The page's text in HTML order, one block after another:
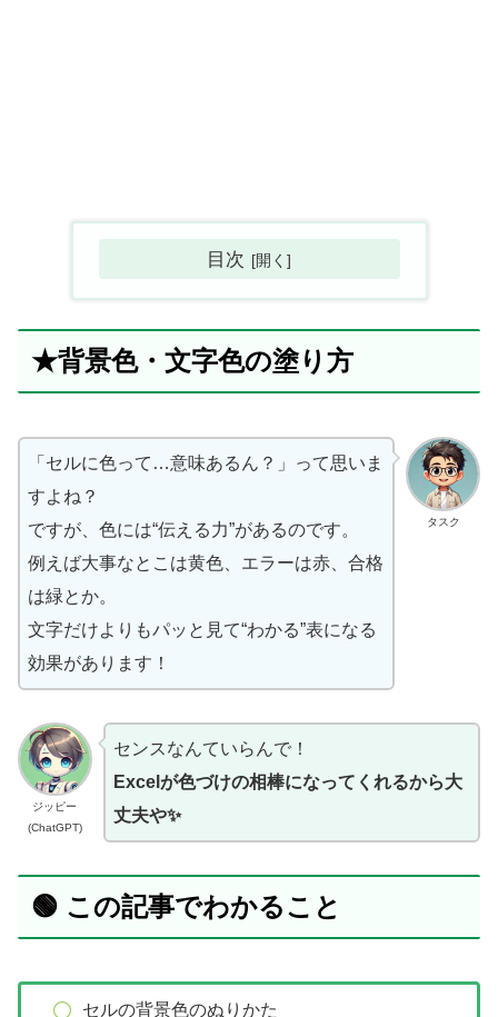
目次
★背景色・文字色の塗り方
タスク
「セルに色って…意味あるん？」って思いま
すよね？
ですが、色には“伝える力”があるのです。
例えば大事なとこは黄色、エラーは赤、合格
は緑とか。
文字だけよりもパッと見て“わかる”表になる
効果があります！
ジッピー
(ChatGPT)
センスなんていらんで！
Excelが色づけの相棒になってくれるから大
丈夫や✨
🟢 この記事でわかること
セルの背景色のぬりかた